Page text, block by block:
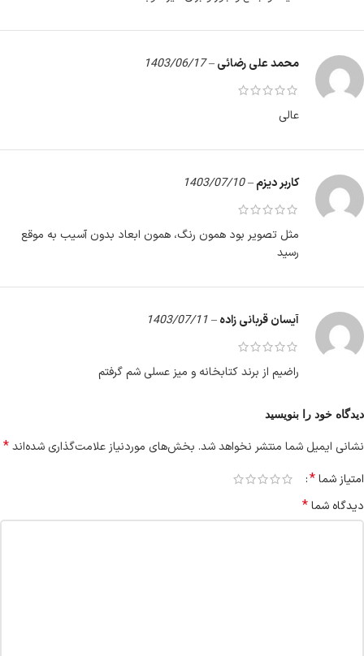
محمد علی رضائی–
1403/06/17
عالی
کاربر دیزم–
1403/07/10
مثل تصویر بود همون رنگ، همون ابعاد بدون آسیب به موقع
رسید
آیسان قربانی زاده–
1403/07/11
راضیم از برند کتابخانه و میز عسلی شم گرفتم
دیدگاه خود را بنویسید
نشانی ایمیل شما منتشر نخواهد شد. بخش‌های موردنیاز علامت‌گذاری شده‌اند*
امتیاز شما*
دیدگاه شما*